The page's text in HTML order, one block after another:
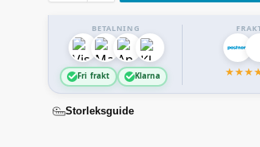
BETALNING
Fri frakt Klarna ★★★
Storleksguide